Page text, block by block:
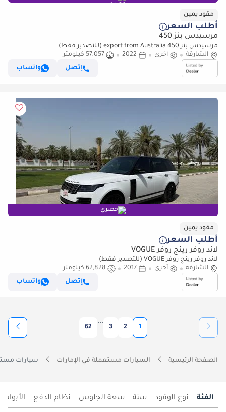
مقود يمين
أطلب السعر
مرسيدس بنز 450
مرسيدس بنز 450 export from Australia (للتصدير فقط)
الشارقة
أخرى 2022
57,057 كيلومتر
إتصل
واتساب
حصري
مقود يمين
أطلب السعر
لاند روفر رينج روفر VOGUE
لاند روفر رينج روفر VOGUE (للتصدير فقط)
الشارقة
أخرى 2017
62,828 كيلومتر
إتصل
واتساب
1
2
3
...
62
الصفحة الرئيسية السيارات مستعملة في الإمارات سيارات
الفئة نوع الوقود سنة سعة الجلوس نظام الدفع الأبواب